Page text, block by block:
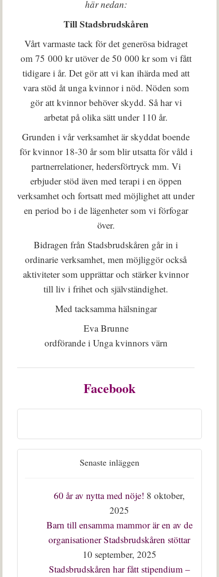
här nedan:
Till Stadsbrudskåren
Vårt varmaste tack för det generösa bidraget
om 75 000 kr utöver de 50 000 kr som vi fått
tidigare i år. Det gör att vi kan ihärda med att
vara stöd åt unga kvinnor i nöd. Nöden som
gör att kvinnor behöver skydd. Så har vi
arbetat på olika sätt under 110 år.
Grunden i vår verksamhet är skyddat boende
för kvinnor 18-30 år som blir utsatta för våld i
partnerrelationer, hedersförtryck mm. Vi
erbjuder stöd även med terapi i en öppen
verksamhet och fortsatt med möjlighet att under
en period bo i de lägenheter som vi förfogar
över.
Bidragen från Stadsbrudskåren går in i
ordinarie verksamhet, men möjliggör också
aktiviteter som upprättar och stärker kvinnor
till liv i frihet och självständighet.
Med tacksamma hälsningar
Eva Brunne
ordförande i Unga kvinnors värn
Facebook
Senaste inläggen
60 år av nytta med nöje! 8 oktober,
2025
Barn till ensamma mammor är en av de
organisationer Stadsbrudskåren stöttar
10 september, 2025
Stadsbrudskåren har fått stipendium –